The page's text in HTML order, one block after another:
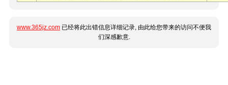
www.365jz.com 已经将此出错信息详细记录, 由此给您带来的访问不便我
们深感歉意.